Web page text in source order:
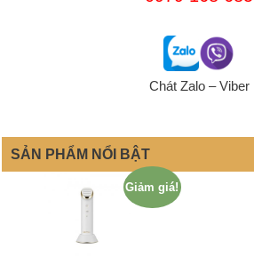
Chát Zalo – Viber
SẢN PHẨM NỔI BẬT
Giảm giá!